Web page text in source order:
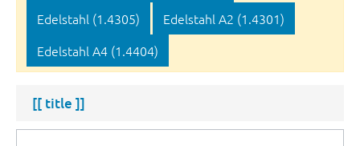
Edelstahl (1.4305)
Edelstahl A2 (1.4301)
Edelstahl A4 (1.4404)
[[ title ]]